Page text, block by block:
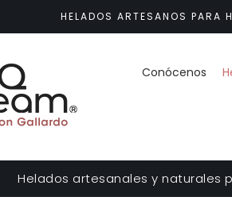
HELADOS ARTESANOS PARA
Conócenos
Helados artesanales y naturales